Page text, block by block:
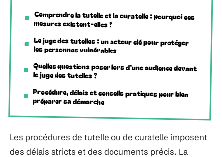
Comprendre la tutelle et la curatelle : pourquoi ces
mesures existent-elles ?
Le juge des tutelles : un acteur clé pour protéger
les personnes vulnérables
Quelles questions poser lors d’une audience devant
le juge des tutelles ?
Procédure, délais et conseils pratiques pour bien
préparer sa démarche
Les procédures de tutelle ou de curatelle imposent
des délais stricts et des documents précis. La